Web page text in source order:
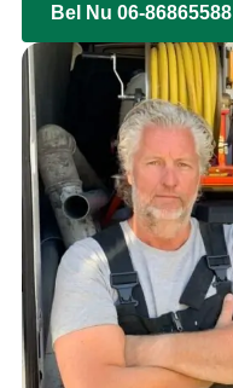
Bel Nu 06-86865588